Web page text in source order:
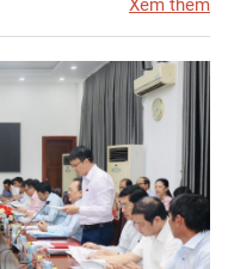
Lê Hữu Hoàng - Ủy
tịch HĐND tỉnh; ông Lê
Đại biểu Quốc hội
chính trị - xã hội tỉnh;
các huyện, thị xã,
Xem thêm